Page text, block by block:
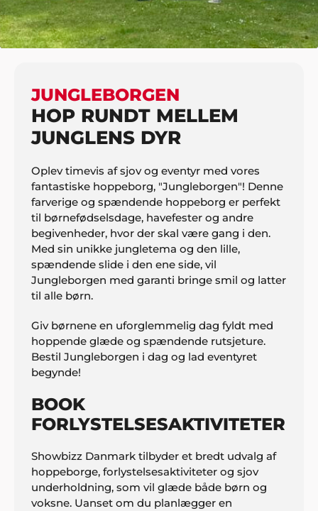
HJEM BØRN
FORLYSTELSESAKTIVITETER
JUNGLEBORGEN
JUNGLEBORGEN
HOP RUNDT MELLEM
JUNGLENS DYR
Oplev timevis af sjov og eventyr med vores
fantastiske hoppeborg, "Jungleborgen"! Denne
farverige og spændende hoppeborg er perfekt
til børnefødselsdage, havefester og andre
begivenheder, hvor der skal være gang i den.
Med sin unikke jungletema og den lille,
spændende slide i den ene side, vil
Jungleborgen med garanti bringe smil og latter
til alle børn.
Giv børnene en uforglemmelig dag fyldt med
hoppende glæde og spændende rutsjeture.
Bestil Jungleborgen i dag og lad eventyret
begynde!
BOOK
FORLYSTELSESAKTIVITETER
Showbizz Danmark tilbyder et bredt udvalg af
hoppeborge, forlystelsesaktiviteter og sjov
underholdning, som vil glæde både børn og
voksne. Uanset om du planlægger en